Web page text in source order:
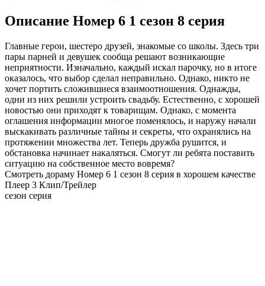
Описание Номер 6 1 сезон 8 серия
Главные герои, шестеро друзей, знакомые со школы. Здесь три
пары парней и девушек сообща решают возникающие
неприятности. Изначально, каждый искал парочку, но в итоге
оказалось, что выбор сделал неправильно. Однако, никто не
хочет портить сложившиеся взаимоотношения. Однажды,
одни из них решили устроить свадьбу. Естественно, с хорошей
новостью они приходят к товарищам. Однако, с момента
оглашения информации многое поменялось, и наружу начали
выскакивать различные тайны и секреты, что охранялись на
протяжении множества лет. Теперь дружба рушится, и
обстановка начинает накаляться. Смогут ли ребята поставить
ситуацию на собственное место вовремя?
Смотреть дораму Номер 6 1 сезон 8 серия в хорошем качестве
Плеер 3 Клип/Трейлер
сезон серия